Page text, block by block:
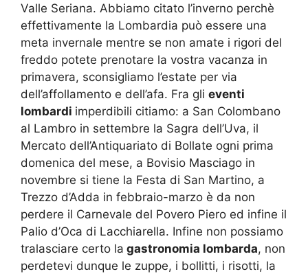
Valle Seriana. Abbiamo citato l’inverno perchè
effettivamente la Lombardia può essere una
meta invernale mentre se non amate i rigori del
freddo potete prenotare la vostra vacanza in
primavera, sconsigliamo l’estate per via
dell’affollamento e dell’afa. Fra gli eventi
lombardi imperdibili citiamo: a San Colombano
al Lambro in settembre la Sagra dell’Uva, il
Mercato dell’Antiquariato di Bollate ogni prima
domenica del mese, a Bovisio Masciago in
novembre si tiene la Festa di San Martino, a
Trezzo d’Adda in febbraio-marzo è da non
perdere il Carnevale del Povero Piero ed infine il
Palio d’Oca di Lacchiarella. Infine non possiamo
tralasciare certo la gastronomia lombarda, non
perdetevi dunque le zuppe, i bollitti, i risotti, la